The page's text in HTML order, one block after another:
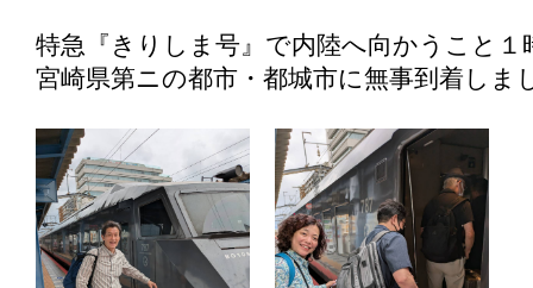
特急『きりしま号』で内陸へ向かうこと１
宮崎県第ニの都市・都城市に無事到着しま